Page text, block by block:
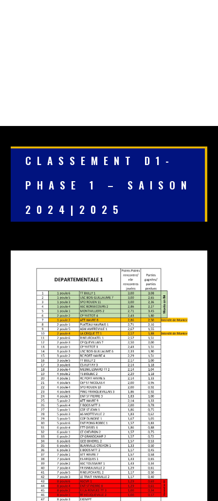
CLASSEMENT D1-
PHASE 1 – SAISON
2024|2025